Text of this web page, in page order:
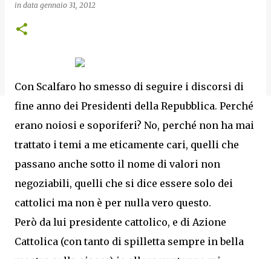
in data gennaio 31, 2012
Con Scalfaro ho smesso di seguire i discorsi di
fine anno dei Presidenti della Repubblica. Perché
erano noiosi e soporiferi? No, perché non ha mai
trattato i temi a me eticamente cari, quelli che
passano anche sotto il nome di valori non
negoziabili, quelli che si dice essere solo dei
cattolici ma non è per nulla vero questo.
Però da lui presidente cattolico, e di Azione
Cattolica (con tanto di spilletta sempre in bella